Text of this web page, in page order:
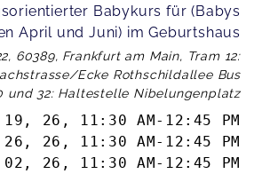
Babykurs für (Babys
April und Juni) im Geburtshaus
60389, Frankfurt am Main, Tram 12:
Ecke Rothschildallee Bus
und 32: Haltestelle Nibelungenplatz
19, 26 , 11:30 AM- 12:45 PM
26, 26 , 11:30 AM- 12:45 PM
02, 26 , 11:30 AM- 12:45 PM